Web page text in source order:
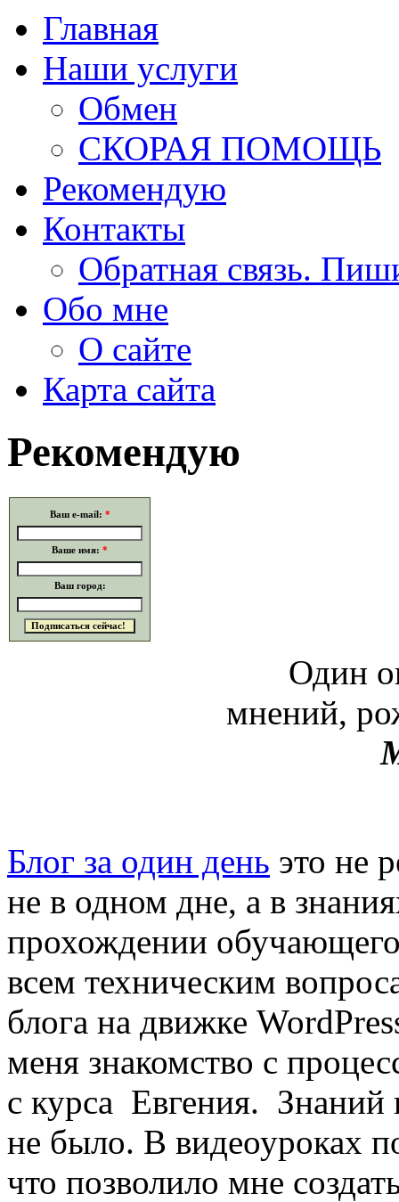
Главная
Наши услуги
Обмен
СКОРАЯ ПОМОЩЬ
Рекомендую
Контакты
Обратная связь.
Обо мне
О сайте
Карта сайта
Рекомендую
Ваш e-mail: *
Ваше имя: *
Ваш город:
Один
мнений,
Блог за один день это не
не в одном дне, а в
прохождении
всем техническим
блога на движке
меня знакомство с
с курса Евгения. Знаний
не было. В видеоуроках
что позволило мне